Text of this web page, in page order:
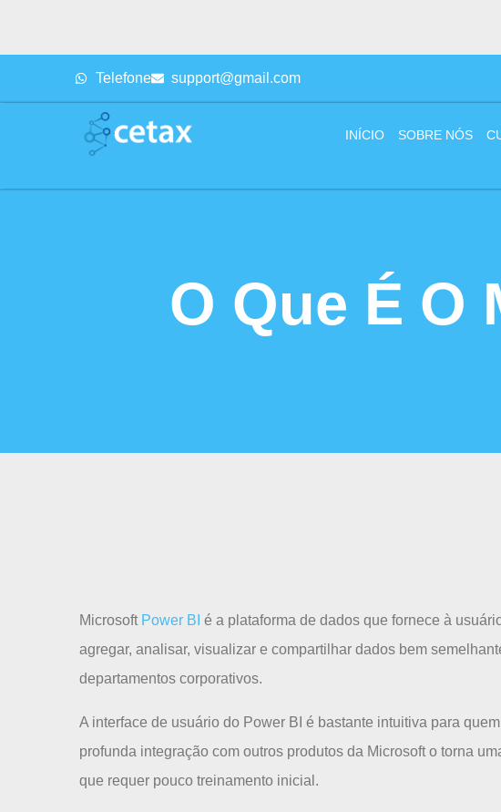
Telefone support@gmail.com
INÍCIO SOBRE NÓS
O Que É O
Microsoft Power BI é a plataforma de dados que fornece à
agregar, analisar, visualizar e compartilhar dados bem
departamentos corporativos.
A interface de usuário do Power BI é bastante intuitiva para
profunda integração com outros produtos da Microsoft o torna
que requer pouco treinamento inicial.